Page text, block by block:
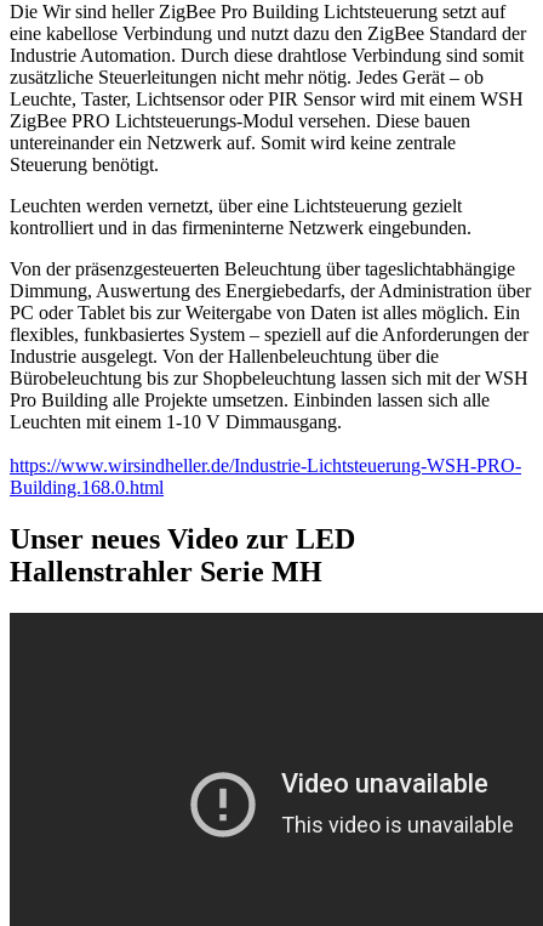
Die Wir sind heller ZigBee Pro Building Lichtsteuerung setzt auf
eine kabellose Verbindung und nutzt dazu den ZigBee Standard der
Industrie Automation. Durch diese drahtlose Verbindung sind somit
zusätzliche Steuerleitungen nicht mehr nötig. Jedes Gerät – ob
Leuchte, Taster, Lichtsensor oder PIR Sensor wird mit einem WSH
ZigBee PRO Lichtsteuerungs-Modul versehen. Diese bauen
untereinander ein Netzwerk auf. Somit wird keine zentrale
Steuerung benötigt.
Leuchten werden vernetzt, über eine Lichtsteuerung gezielt
kontrolliert und in das firmeninterne Netzwerk eingebunden.
Von der präsenzgesteuerten Beleuchtung über tageslichtabhängige
Dimmung, Auswertung des Energiebedarfs, der Administration über
PC oder Tablet bis zur Weitergabe von Daten ist alles möglich. Ein
flexibles, funkbasiertes System – speziell auf die Anforderungen der
Industrie ausgelegt. Von der Hallenbeleuchtung über die
Bürobeleuchtung bis zur Shopbeleuchtung lassen sich mit der WSH
Pro Building alle Projekte umsetzen. Einbinden lassen sich alle
Leuchten mit einem 1-10 V Dimmausgang.
https://www.wirsindheller.de/Industrie-Lichtsteuerung-WSH-PRO-
Building.168.0.html
Unser neues Video zur LED
Hallenstrahler Serie MH